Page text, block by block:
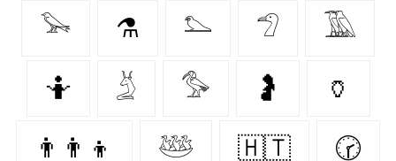
𓅨 ⚗️ 𓅌 𓅿 𓅀
🤷‍ 𓄄 𓅜 🤰 🏺
👨‍👨‍👦 𓅸 🇭🇹 🕝